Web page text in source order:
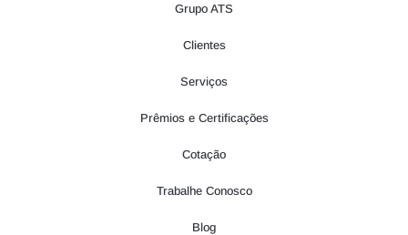
Grupo ATS
Clientes
Serviços
Prêmios e Certificações
Cotação
Trabalhe Conosco
Blog